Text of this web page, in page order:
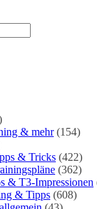
& mehr(154)
& Tricks (422)
(362)
& T3-Impressionen
& Tipps (608)